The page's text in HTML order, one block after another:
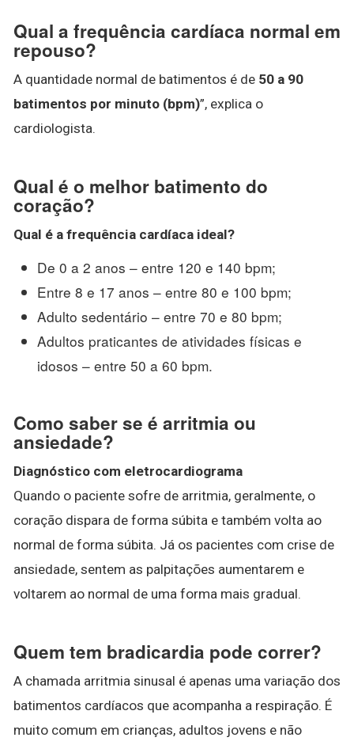
Qual a frequência cardíaca normal em
repouso?
A quantidade normal de batimentos é de 50 a 90
batimentos por minuto (bpm)”, explica o
cardiologista.
Qual é o melhor batimento do
coração?
Qual é a frequência cardíaca ideal?
De 0 a 2 anos – entre 120 e 140 bpm;
Entre 8 e 17 anos – entre 80 e 100 bpm;
Adulto sedentário – entre 70 e 80 bpm;
Adultos praticantes de atividades físicas e
idosos – entre 50 a 60 bpm.
Como saber se é arritmia ou
ansiedade?
Diagnóstico com eletrocardiograma
Quando o paciente sofre de arritmia, geralmente, o
coração dispara de forma súbita e também volta ao
normal de forma súbita. Já os pacientes com crise de
ansiedade, sentem as palpitações aumentarem e
voltarem ao normal de uma forma mais gradual.
Quem tem bradicardia pode correr?
A chamada arritmia sinusal é apenas uma variação dos
batimentos cardíacos que acompanha a respiração. É
muito comum em crianças, adultos jovens e não